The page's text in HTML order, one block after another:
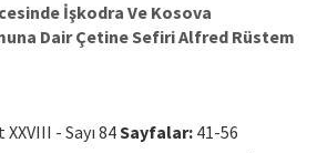
İşkodra Ve Kosova
Dair Çetine Sefiri Alfred Rüstem
- Sayı 84Sayfalar: 41-56